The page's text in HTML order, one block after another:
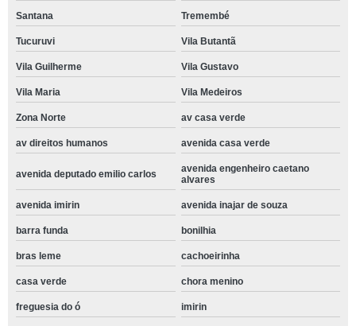
Santana Tremembé
Tucuruvi Vila Butantã
Vila Guilherme Vila Gustavo
Vila Maria Vila Medeiros
Zona Norte av casa verde
av direitos humanos avenida casa verde
avenida deputado emilio carlos
avenida engenheiro caetano
alvares
avenida imirin avenida inajar de souza
barra funda bonilhia
bras leme cachoeirinha
casa verde chora menino
freguesia do ó imirin